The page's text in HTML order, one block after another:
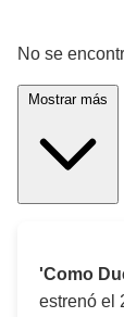
No se
'Como
estrenó el